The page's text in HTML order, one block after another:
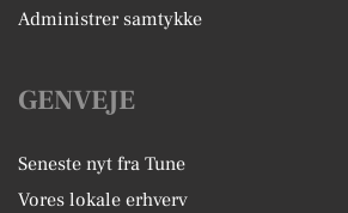
Administrer samtykke
GENVEJE
Seneste nyt fra Tune
Vores lokale erhverv